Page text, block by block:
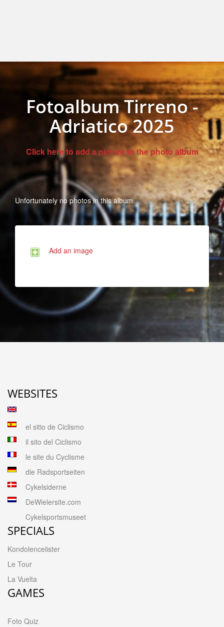
Fotoalbum Tirreno -
Adriatico 2025
Click here to add a picture to the photo album
Unfortunately no photos in this album.
Add an image
WEBSITES
el sitio de Ciclismo
il sito del Ciclismo
le site du Cyclisme
die Radsportseiten
Cykelsiderne
DeWielersite.com
Cykelsportsmuseet
SPECIALS
Kondolencelister
Le Tour
La Vuelta
GAMES
Foto Quiz